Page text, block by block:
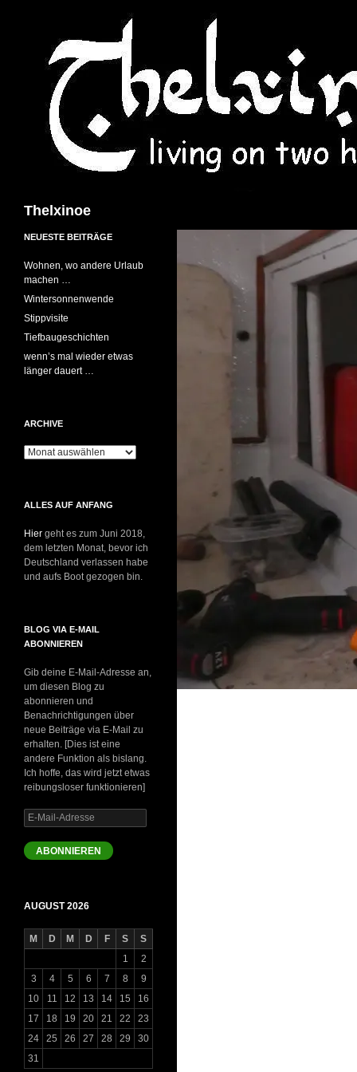
Thelxinoe
NEUESTE BEITRÄGE
Wohnen, wo andere Urlaub
machen …
Wintersonnenwende
Stippvisite
Tiefbaugeschichten
wenn’s mal wieder etwas
länger dauert …
ARCHIVE
Archive
ALLES AUF ANFANG
Hier geht es zum Juni 2018,
dem letzten Monat, bevor ich
Deutschland verlassen habe
und aufs Boot gezogen bin.
BLOG VIA E-MAIL
ABONNIEREN
Gib deine E-Mail-Adresse an,
um diesen Blog zu
abonnieren und
Benachrichtigungen über
neue Beiträge via E-Mail zu
erhalten. [Dies ist eine
andere Funktion als bislang.
Ich hoffe, das wird jetzt etwas
reibungsloser funktionieren]
E-
Mail-
Adresse
ABONNIEREN
AUGUST 2026
M D M D F S
S
1
2
3
4 5 6 7 8
9
10
11 12 13 14 15
16
17
18 19 20 21 22
23
24
25 26 27 28 29
30
31